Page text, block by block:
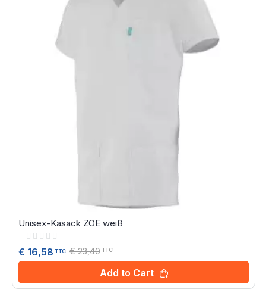
Unisex-Kasack ZOE weiß
Rating:
€ 16,58 TTC € 23,40 TTC
Add to Cart